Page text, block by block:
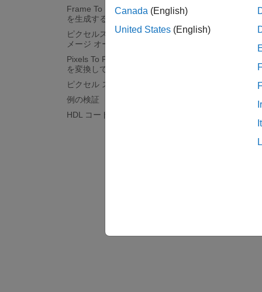
Frame To Pixels: ピクセル ストリーム
を生成する
ピクセルストリームのエッジ検出とイ
メージ オーバーレイ
Pixels To Frame: ピクセル ストリーム
を変換してフル フレームに戻す
ピクセル ストリーム処理の設計の検証
例の検証
HDL コードの生成と動作の検証
この
トリ
この
ァレ
例の
Canada (English)
United States (English)